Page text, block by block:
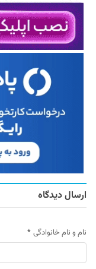
ارسال دیدگاه
نام و نام خانوادگی *